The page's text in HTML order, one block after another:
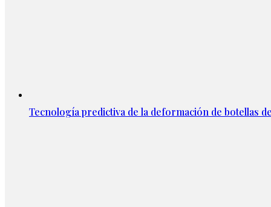
Tecnología predictiva de la deformación de botellas